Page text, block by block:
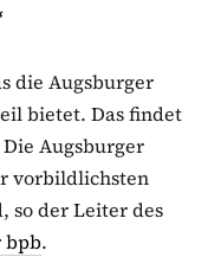
die Augsburger
bietet. Das findet
Augsburger
vorbildlichsten
so der Leiter des
bpb.